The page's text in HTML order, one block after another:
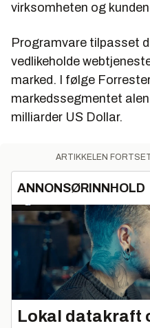
virksomheten og
Programvare tilpasset
vedlikeholde
marked. I følge
markedssegmentet
milliarder US Dollar.
ARTIKKELEN
ANNONSØRINNHOLD
Lokal datakraft